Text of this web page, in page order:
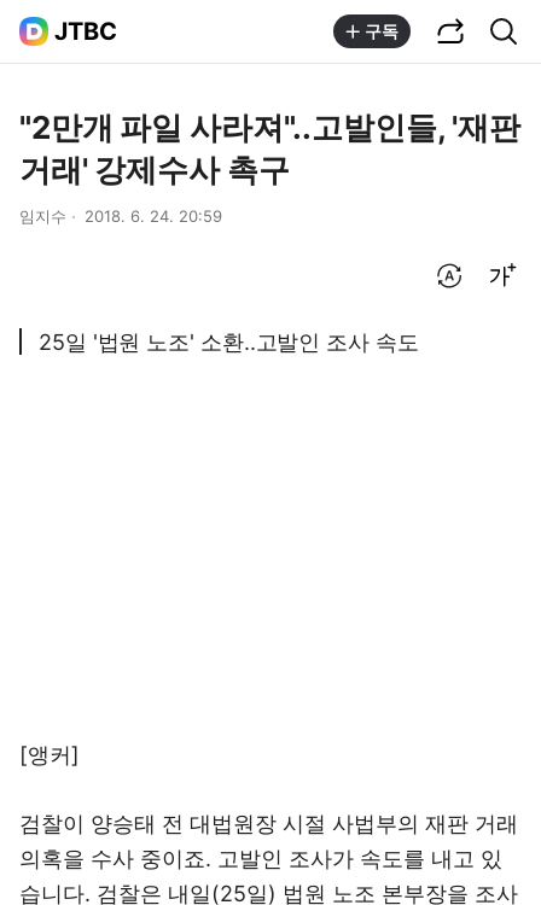
JTBC 구독
"2만개 파일 사라져"..고발인들, '재판
거래' 강제수사 촉구
임지수 2018. 6. 24. 20:59
25일 '법원 노조' 소환..고발인 조사 속도
[앵커]
검찰이 양승태 전 대법원장 시절 사법부의 재판 거래
의혹을 수사 중이죠. 고발인 조사가 속도를 내고 있
습니다. 검찰은 내일(25일) 법원 노조 본부장을 조사